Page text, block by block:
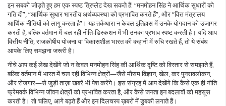
इन सबको जोड़ते हुए हम एक स्पष्ट त्रिप्लेट देख सकते हैं: “मनमोहन सिंह ने आर्थिक सुधारों को
गति दी”, “आर्थिक सुधार भारतीय अर्थव्यवस्था को प्रभावित करते हैं”, और “वित्त मंत्रालय
आर्थिक नीतियों को लागू करता है”। यह तर्कधारा न केवल इतिहास में उनके योगदान को उजागर
करती है, बल्कि वर्तमान में चल रही नीति‑डिस्कशन में भी उनका प्रभाव स्पष्ट करती है। यदि आप
वित्तीय नीति, राजकोषीय योजना या विकासशील भारत की कहानी में रुचि रखते हैं, तो ये संबंध
आपके लिए समझना जरूरी है।
नीचे आप कई लेख देखेंगे जो न केवल मनमोहन सिंह की आर्थिक दृष्टि को विस्तार से समझाते हैं,
बल्कि वर्तमान में भारत में चल रही विभिन्न क्षेत्रों—जैसे मौसम विज्ञान, खेल, कर पुनरावलोकन,
और रोजगार—से जुड़ी ताज़ा खबरें भी पेश करेंगे। इस संग्रह में आप देखेंगे कि कैसे एक ही नीति
फ्रेमवर्क विभिन्न जीवन क्षेत्रों को प्रभावित करता है, और कैसे जनता इन बदलावों को महसूस
करती है। तो चलिए, आगे बढ़ते हैं और इन दिलचस्प ख़बरों में डुबकी लगाते हैं।